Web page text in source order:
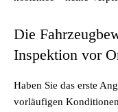
Die
Inspektion vor
Haben Sie das erste
vorläufigen